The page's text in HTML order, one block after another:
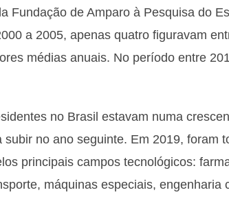
Fundação de Amparo à Pesquisa do
a 2005, apenas quatro figuravam
médias anuais. No período entre
no Brasil estavam numa
no ano seguinte. Em 2019, foram
principais campos tecnológicos:
máquinas especiais, engenharia